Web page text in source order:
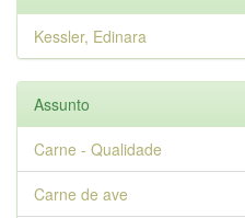
Kessler, Edinara
Assunto
Carne - Qualidade
Carne de ave